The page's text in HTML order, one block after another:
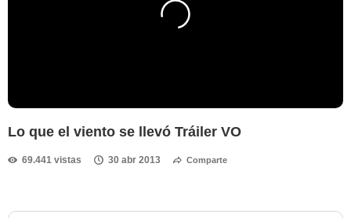
Lo que el viento se llevó Tráiler VO
69.441 vistas 30 abr 2013 Comparte